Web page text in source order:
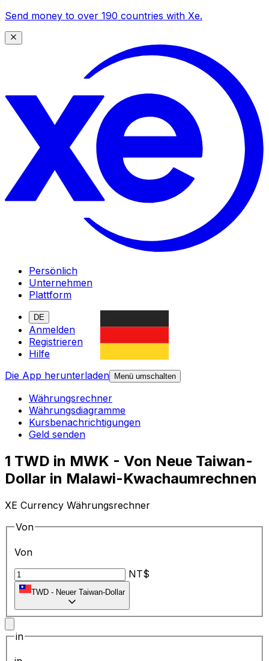
Send money to over 190 countries with Xe.
Persönlich
Unternehmen
Plattform
DE
Anmelden
Registrieren
Hilfe
Die App herunterladen
Menü umschalten
Währungsrechner
Währungsdiagramme
Kursbenachrichtigungen
Geld senden
1 TWD in MWK - Von Neue Taiwan-
Dollar in Malawi-Kwachaumrechnen
XE Currency Währungsrechner
Von
Von
NT$
TWD - Neuer Taiwan-Dollar
in